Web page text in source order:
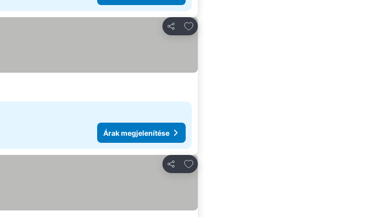
Megosztás
Hozzáadás a kedvencekhez
Árak megjelenítése
Megosztás
Hozzáadás a kedvencekhez